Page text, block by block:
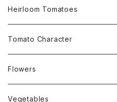
Small Determinate 30cm~50cm
Medium Determinate 50~100cm
Large Determinate 100~150cm
Semi Indeterminate ~150cm
Heirloom Tomatoes
Amber Heirloom Tomatoes
Bi-Color Heirloom Tomatoes
Black Heirloom Tomatoes
Tomato Character
Culinary Uses
For Canning
Disease Resistance
Flowers
Nasturtium・ナスターチウム
Vegetables